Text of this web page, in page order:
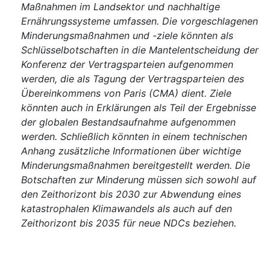
Maßnahmen im Landsektor und nachhaltige
Ernährungssysteme umfassen. Die vorgeschlagenen
Minderungsmaßnahmen und -ziele könnten als
Schlüsselbotschaften in die Mantelentscheidung der
Konferenz der Vertragsparteien aufgenommen
werden, die als Tagung der Vertragsparteien des
Übereinkommens von Paris (CMA) dient. Ziele
könnten auch in Erklärungen als Teil der Ergebnisse
der globalen Bestandsaufnahme aufgenommen
werden. Schließlich könnten in einem technischen
Anhang zusätzliche Informationen über wichtige
Minderungsmaßnahmen bereitgestellt werden. Die
Botschaften zur Minderung müssen sich sowohl auf
den Zeithorizont bis 2030 zur Abwendung eines
katastrophalen Klimawandels als auch auf den
Zeithorizont bis 2035 für neue NDCs beziehen.